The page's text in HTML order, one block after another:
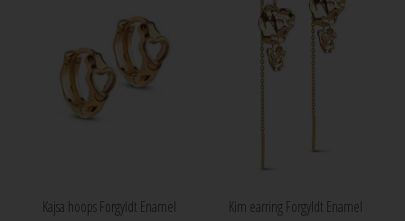
Kajsa hoops Forgyldt Enamel
Kim earring Forgyldt Enamel